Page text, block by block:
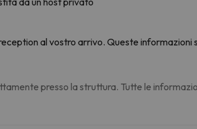
al vostro arrivo. Queste
presso la struttura. Tutte le